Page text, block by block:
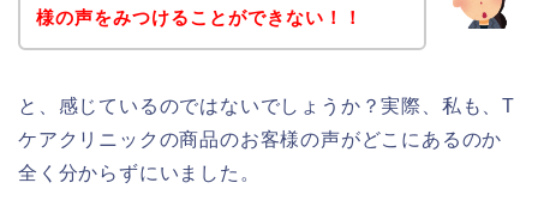
様の声をみつけることができない！！
と、感じているのではないでしょうか？実際、私も、T
ケアクリニックの商品のお客様の声がどこにあるのか
全く分からずにいました。